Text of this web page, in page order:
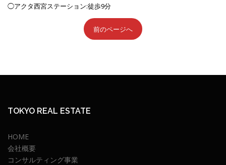
◯アクタ西宮ステーション:徒歩9分
前のページへ
TOKYO REAL ESTATE
HOME
会社概要
コンサルティング事業